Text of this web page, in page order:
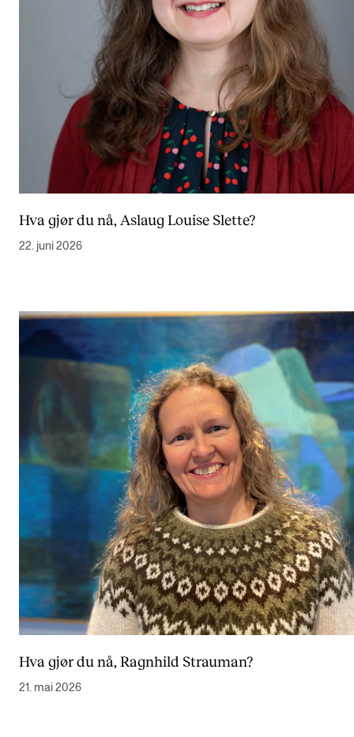
Hva gjør du nå, Aslaug Louise Slette?
22. juni 2026
Hva gjør du nå, Ragnhild Strauman?
21. mai 2026